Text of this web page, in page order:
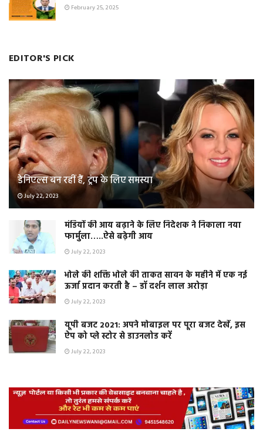
February 25, 2025
EDITOR'S PICK
डेनिएल्स बन रहीं हैं, ट्रंप के लिए समस्या
July 22, 2023
मंडियों की आय बढ़ाने के लिए निदेशक ने निकाला नया
फार्मुला…..ऐसे बढ़ेगी आय
July 22, 2023
भोले की शक्ति भोले की ताकत सावन के महीने में एक नई
ऊर्जा प्रदान करती है – डॉ दर्शन लाल अरोड़ा
July 22, 2023
यूपी बजट 2021: अपने मोबाइल पर पूरा बजट देखें, इस
ऐप को प्ले स्टोर से डाउनलोड करें
July 22, 2023